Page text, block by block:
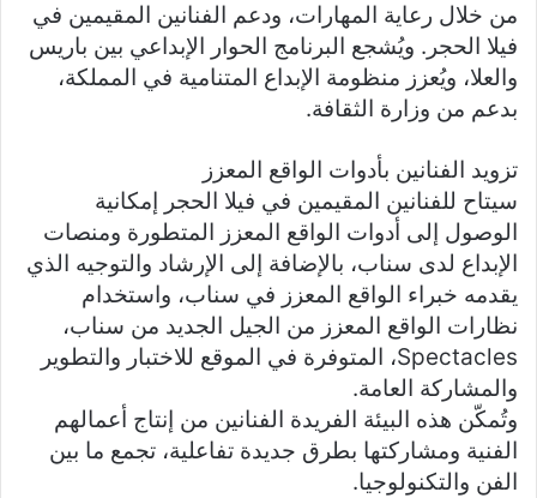
من خلال رعاية المهارات، ودعم الفنانين المقيمين في
فيلا الحجر. ويُشجع البرنامج الحوار الإبداعي بين باريس
والعلا، ويُعزز منظومة الإبداع المتنامية في المملكة،
بدعم من وزارة الثقافة.
تزويد الفنانين بأدوات الواقع المعزز
سيتاح للفنانين المقيمين في فيلا الحجر إمكانية
الوصول إلى أدوات الواقع المعزز المتطورة ومنصات
الإبداع لدى سناب، بالإضافة إلى الإرشاد والتوجيه الذي
يقدمه خبراء الواقع المعزز في سناب، واستخدام
نظارات الواقع المعزز من الجيل الجديد من سناب،
Spectacles، المتوفرة في الموقع للاختبار والتطوير
والمشاركة العامة.
وتُمكّن هذه البيئة الفريدة الفنانين من إنتاج أعمالهم
الفنية ومشاركتها بطرق جديدة تفاعلية، تجمع ما بين
الفن والتكنولوجيا.